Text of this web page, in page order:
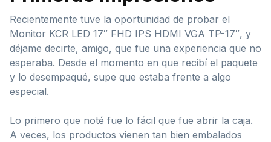
Recientemente tuve la oportunidad de probar el
Monitor KCR LED 17″ FHD IPS HDMI VGA TP-17″, y
déjame decirte, amigo, que fue una experiencia que no
esperaba. Desde el momento en que recibí el paquete
y lo desempaqué, supe que estaba frente a algo
especial.
Lo primero que noté fue lo fácil que fue abrir la caja.
A veces, los productos vienen tan bien embalados